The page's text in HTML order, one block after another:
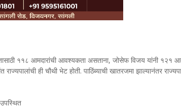
११८ आमदारांची आवश्यकता असताना, जोसेफ विजय यांनी १२१
राज्यपालांची ही चौथी भेट होती. पाठिंब्याची खातरजमा झाल्यानंतर